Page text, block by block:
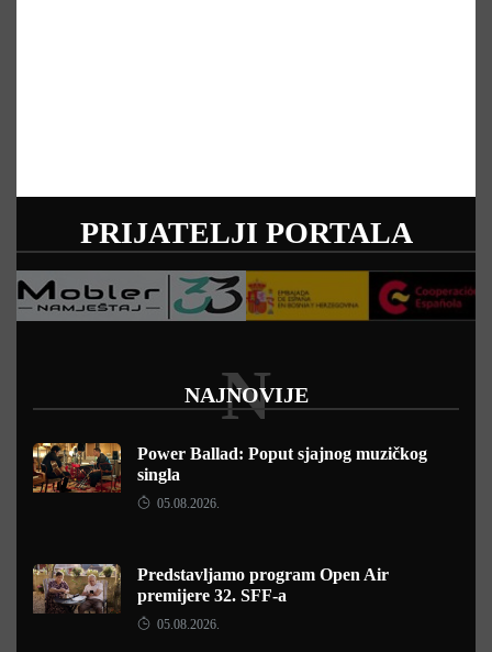
PRIJATELJI PORTALA
NAJNOVIJE
N
Power Ballad: Poput sjajnog muzičkog
singla
05.08.2026.
Predstavljamo program Open Air
premijere 32. SFF-a
05.08.2026.